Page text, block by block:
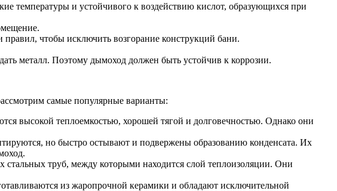
температуры и устойчивого к воздействию кислот, образующихся при
чтобы исключить возгорание конструкций бани.
металл. Поэтому дымоход должен быть устойчив к коррозии.
самые популярные варианты:
высокой теплоемкостью, хорошей тягой и долговечностью. Однако они
но быстро остывают и подвержены образованию конденсата. Их
труб, между которыми находится слой теплоизоляции. Они
из жаропрочной керамики и обладают исключительной